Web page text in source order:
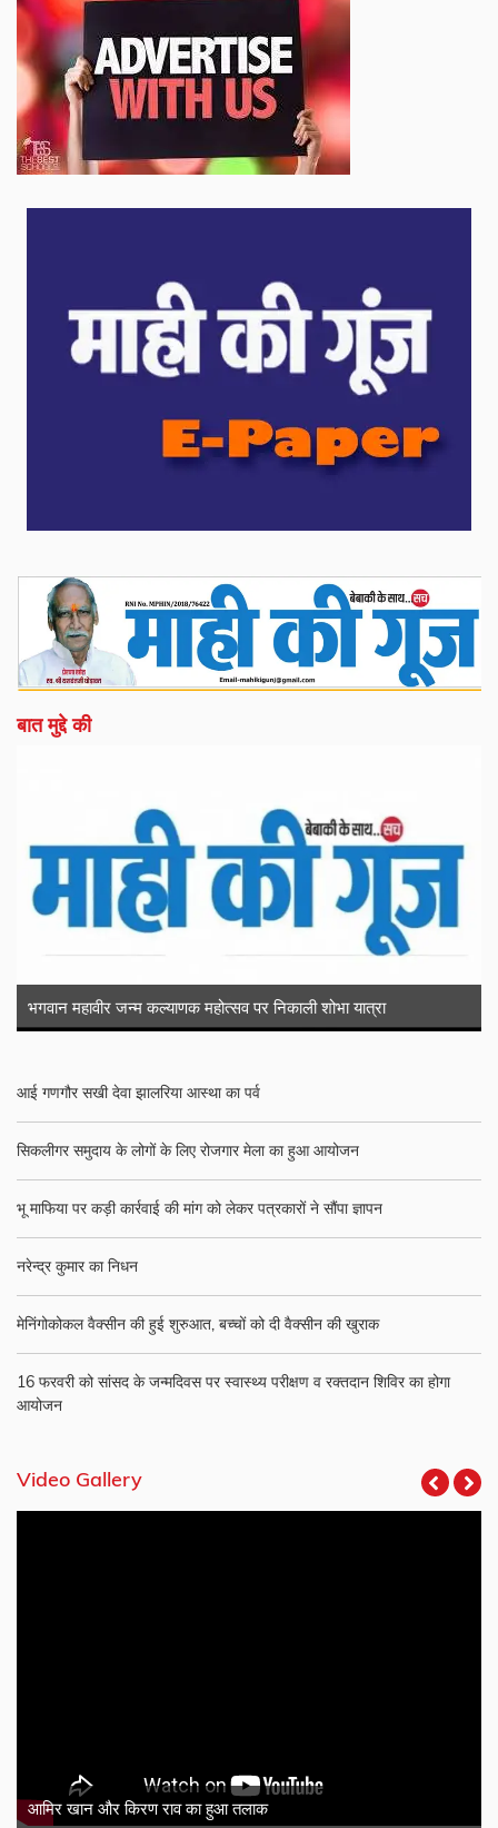
बात मुद्दे की
भगवान महावीर जन्म कल्याणक महोत्सव पर निकाली शोभा यात्रा
आई गणगौर सखी देवा झालरिया आस्था का पर्व
सिकलीगर समुदाय के लोगों के लिए रोजगार मेला का हुआ आयोजन
भू माफिया पर कड़ी कार्रवाई की मांग को लेकर पत्रकारों ने सौंपा ज्ञापन
नरेन्द्र कुमार का निधन
मेनिंगोकोकल वैक्सीन की हुई शुरुआत, बच्चों को दी वैक्सीन की खुराक
16 फरवरी को सांसद के जन्मदिवस पर स्वास्थ्य परीक्षण व रक्तदान शिविर का होगा
आयोजन
Video Gallery
ग्राम पंचायत की सड़क ही हो गई चोरी !
शिकायत